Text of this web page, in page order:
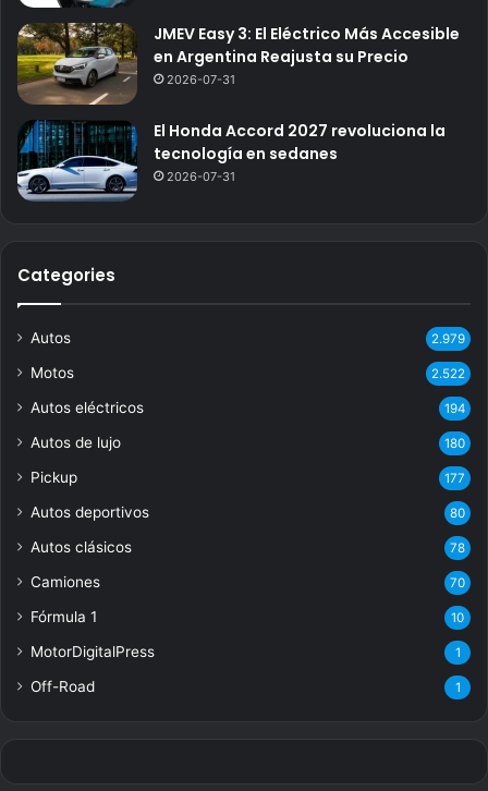
JMEV Easy 3: El Eléctrico Más Accesible
en Argentina Reajusta su Precio
2026-07-31
El Honda Accord 2027 revoluciona la
tecnología en sedanes
2026-07-31
Categories
Autos 2.979
Motos 2.522
Autos eléctricos 194
Autos de lujo 180
Pickup 177
Autos deportivos 80
Autos clásicos 78
Camiones 70
Fórmula 1 10
MotorDigitalPress 1
Off-Road 1